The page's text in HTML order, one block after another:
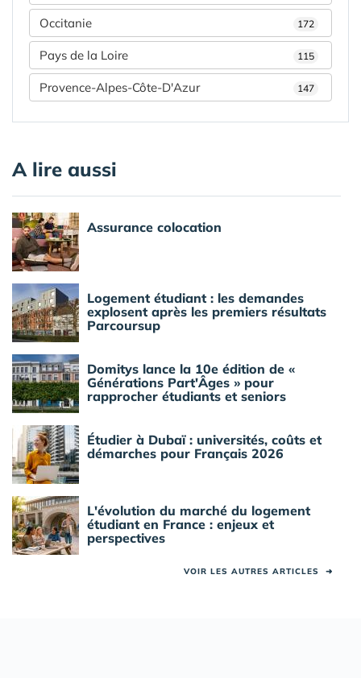
Occitanie 172
Pays de la Loire 115
Provence-Alpes-Côte-D'Azur 147
A lire aussi
Assurance colocation
Logement étudiant : les demandes
explosent après les premiers résultats
Parcoursup
Domitys lance la 10e édition de «
Générations Part'Âges » pour
rapprocher étudiants et seniors
Étudier à Dubaï : universités, coûts et
démarches pour Français 2026
L'évolution du marché du logement
étudiant en France : enjeux et
perspectives
VOIR LES AUTRES ARTICLES ➜